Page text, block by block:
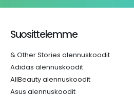
Suosittelemme
& Other Stories alennuskoodit
Adidas alennuskoodit
AllBeauty alennuskoodit
Asus alennuskoodit